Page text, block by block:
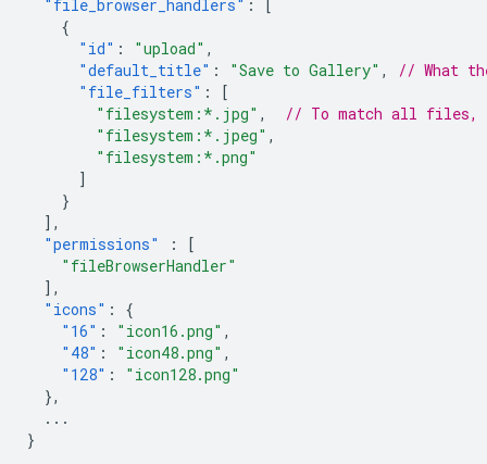
"file_browser_handlers" :
[
{
"id" : "upload" ,
"default_title" : "Save to Gallery" ,
// What
"file_filters" :
[
"filesystem:*.jpg" ,
// To match all files,
"filesystem:*.jpeg" ,
"filesystem:*.png"
]
}
],
"permissions"
:
[
"fileBrowserHandler"
],
"icons" :
{
"16" : "icon16.png" ,
"48" : "icon48.png" ,
"128" :
"icon128.png"
},
...
}